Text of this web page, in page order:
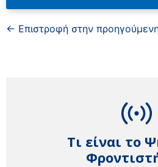
← Επιστροφή στην
Τι είναι το